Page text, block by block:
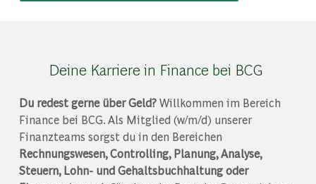
Deine Karriere in Finance bei BCG
Du redest gerne über Geld?Willkommen im Bereich
Finance bei BCG. Als Mitglied (w/m/d) unserer
Finanzteams sorgst du in den Bereichen
Rechnungswesen, Controlling, Planung, Analyse,
Steuern, Lohn- und Gehaltsbuchhaltung oder